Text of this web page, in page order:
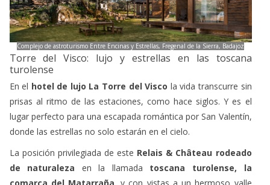
Complejo de astroturismo Entre Encinas y Estrellas, Fregenal de la Sierra, Badajoz
Torre del Visco: lujo y estrellas en las toscana
turolense
hotel de lujo La Torre del Visco
prisas al ritmo de las estaciones, como hace siglos. Y es el
lugar perfecto para una escapada romántica por San Valentín,
La posición privilegiada de este
toscana turolense, la